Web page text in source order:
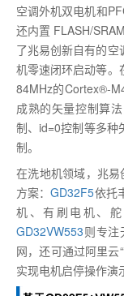
空调外机双电机和
还内置 FLASH/
了兆易创新自有的空
机零速闭环启动等。
84MHz的Cortex®-
成熟的矢量控制算
制、id=0控制等多种
制。
在洗地机领域，兆
方案：GD32F5依托
机、有刷电机、
GD32VW553则专
网，还可通过阿里云
实现电机启停操作演